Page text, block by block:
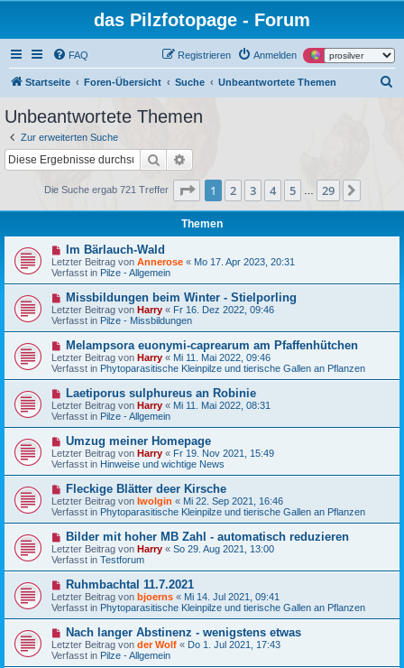
das Pilzfotopage - Forum
FAQ Anmelden
Registrieren
Startseite Foren-Übersicht Suche Unbeantwortete Themen
Unbeantwortete Themen
Zur erweiterten Suche
Suche
Die Suche ergab 721 Treffer Seite 1von 29
1 2 3 4 5 29
Themen
N
e
u
e
B
e
i
t
a
g
Im Bärlauch-Wald
Letzter Beitrag von Annerose « Mo 17. Apr 2023, 20:31
Verfasst in Pilze - Allgemein
N
e
u
e
B
e
i
t
a
g
Missbildungen beim Winter - Stielporling
Letzter Beitrag von Harry « Fr 16. Dez 2022, 09:46
Verfasst in Pilze - Missbildungen
N
e
u
e
B
e
i
t
a
g
Melampsora euonymi-caprearum am Pfaffenhütchen
Letzter Beitrag von Harry « Mi 11. Mai 2022, 09:46
Verfasst in Phytoparasitische Kleinpilze und tierische Gallen an Pflanzen
N
e
u
e
B
e
i
t
a
g
Laetiporus sulphureus an Robinie
Letzter Beitrag von Harry « Mi 11. Mai 2022, 08:31
Verfasst in Pilze - Allgemein
N
e
u
e
B
e
i
t
a
g
Umzug meiner Homepage
Letzter Beitrag von Harry « Fr 19. Nov 2021, 15:49
Verfasst in Hinweise und wichtige News
N
e
u
e
B
e
i
t
a
g
Fleckige Blätter deer Kirsche
Letzter Beitrag von Iwolgin « Mi 22. Sep 2021, 16:46
Verfasst in Phytoparasitische Kleinpilze und tierische Gallen an Pflanzen
N
e
u
e
B
e
i
t
a
g
Bilder mit hoher MB Zahl - automatisch reduzieren
Letzter Beitrag von Harry « So 29. Aug 2021, 13:00
Verfasst in Testforum
N
e
u
e
B
e
i
Ruhmbachtal 11.7.2021
Letzter Beitrag von bjoerns « Mi 14. Jul 2021, 09:41
Verfasst in Phytoparasitische Kleinpilze und tierische Gallen an Pflanzen
N
e
u
e
Nach langer Abstinenz - wenigstens etwas
Letzter Beitrag von der Wolf « Do 1. Jul 2021, 17:43
Verfasst in Pilze - Allgemein